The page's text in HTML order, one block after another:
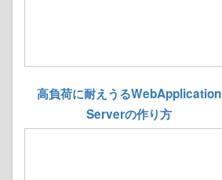
高負荷に耐えうるWebApplication
Serverの作り方